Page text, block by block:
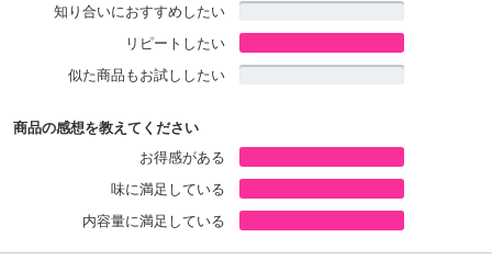
仕上げ加工した茶葉を粉末にしていることから、栄養を丸ごと摂取
できる健康茶で、ゴミとなる茶殻もでません。
容器は、一煎分の粉末量を調整することが出来て大変便利！誰でも
※一振り0.2g 80g入りでは400杯分！！
Q1：丸ごと飲んでも安全？農薬の心配は？
A1：JA静岡の指導により静岡県産のお茶は農薬基準をクリアしてい
知り合いにおすすめしたい
リピートしたい
似た商品もお試ししたい
商品の感想を教えてください
お得感がある
味に満足している
内容量に満足している